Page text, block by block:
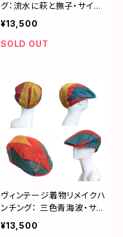
グ：流水に萩と撫子・サイズ
直し無料／2506h01
¥13,500
SOLD OUT
ヴィンテージ着物リメイクハ
ンチング： 三色青海波・サイ
ズ直し無料／2411h01
¥13,500